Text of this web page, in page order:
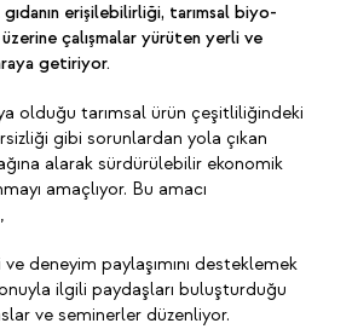
erişilebilirliği, tarımsal biyo-
çalışmalar yürüten yerli ve
getiriyor.
olduğu tarımsal ürün çeşitliliğindeki
gibi sorunlardan yola çıkan
alarak sürdürülebilir ekonomik
amaçlıyor. Bu amacı
deneyim paylaşımını desteklemek
ilgili paydaşları buluşturduğu
ve seminerler düzenliyor.